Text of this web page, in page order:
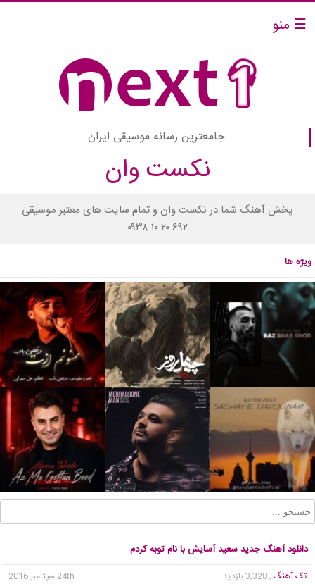
☰ منو
جامعترین رسانه موسیقی ایران
نکست وان
پخش آهنگ شما در نکست وان و تمام سایت های معتبر موسیقی
۰۹۳۸ ۱۰ ۲۰ ۶۹۲
ویژه ها
دانلود آهنگ جدید سعید آسایش با نام توبه کردم
تک آهنگ , 3,328 بازدید
24th سپتامبر 2016